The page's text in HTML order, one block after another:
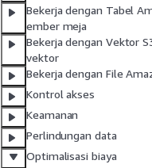
Bekerja dengan Tabel
ember meja
Bekerja dengan Vektor
vektor
Bekerja dengan File
Kontrol akses
Keamanan
Perlindungan data
Optimalisasi biaya